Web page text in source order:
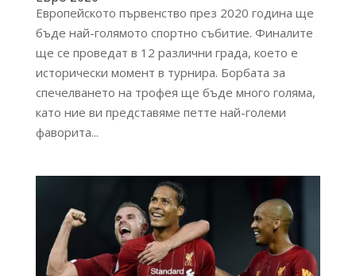
Европейското първенство през 2020 година ще
бъде най-голямото спортно събитие. Финалите
ще се проведат в 12 различни града, което е
исторически момент в турнира. Борбата за
спечелването на трофея ще бъде много голяма,
като ние ви представяме петте най-големи
фаворита...